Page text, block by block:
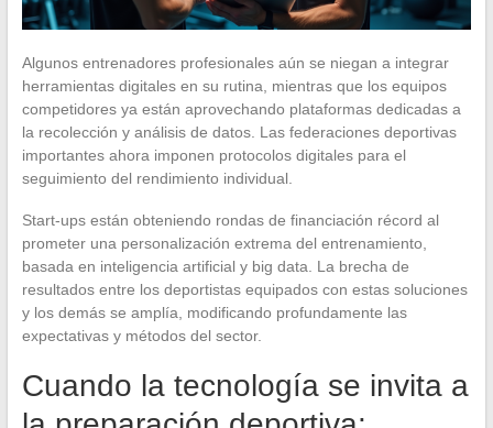
Algunos entrenadores profesionales aún se niegan a integrar
herramientas digitales en su rutina, mientras que los equipos
competidores ya están aprovechando plataformas dedicadas a
la recolección y análisis de datos. Las federaciones deportivas
importantes ahora imponen protocolos digitales para el
seguimiento del rendimiento individual.
Start-ups están obteniendo rondas de financiación récord al
prometer una personalización extrema del entrenamiento,
basada en inteligencia artificial y big data. La brecha de
resultados entre los deportistas equipados con estas soluciones
y los demás se amplía, modificando profundamente las
expectativas y métodos del sector.
Cuando la tecnología se invita a